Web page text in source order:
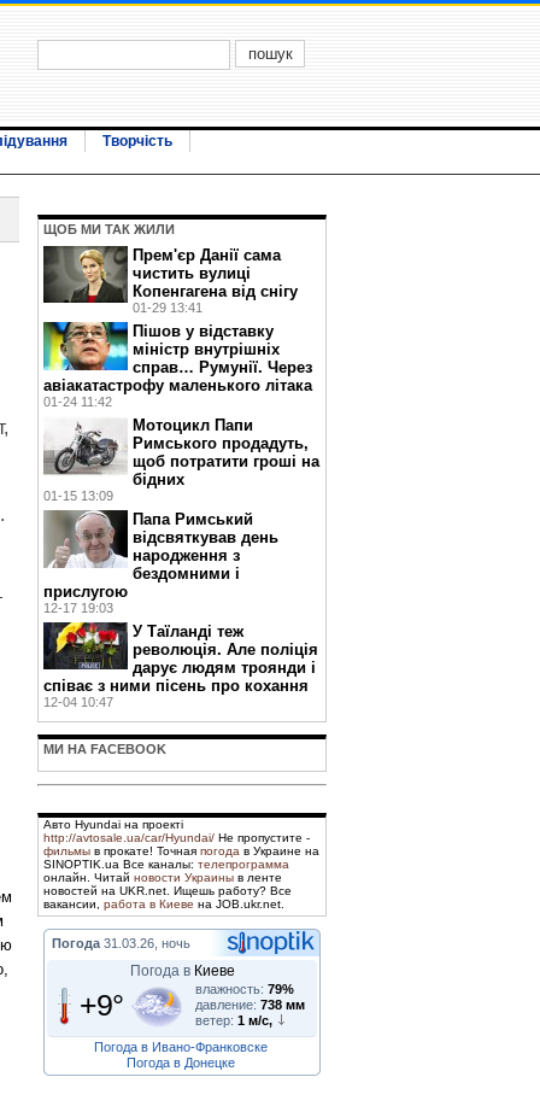
Творчість
ЩОБ МИ ТАК ЖИЛИ
Прем'єр Данії сама
чистить вулиці
Копенгагена від снігу
01-29 13:41
Пішов у відставку
міністр внутрішніх
справ… Румунії. Через
авіакатастрофу маленького літака
01-24 11:42
Мотоцикл Папи
Римського продадуть,
щоб потратити гроші на
бідних
01-15 13:09
Папа Римський
відсвяткував день
народження з
бездомними і
прислугою
12-17 19:03
У Таїланді теж
революція. Але поліція
дарує людям троянди і
співає з ними пісень про кохання
12-04 10:47
МИ НА FACEBOOK
Авто Hyundai на проекті
http://avtosale.ua/car/Hyundai/ Не пропустите -
фильмы в прокате! Точная погода в Украине на
SINOPTIK.ua Все каналы: телепрограмма
онлайн. Читай новости Украины в ленте
новостей на UKR.net. Ищешь работу? Все
вакансии, работа в Киеве на JOB.ukr.net.
Погода 31.03.26, ночь
Погода в Киеве
+9° влажность: 79%
давление: 738 мм
ветер: 1 м/с,
Погода в Ивано-Франковске
Погода в Донецке